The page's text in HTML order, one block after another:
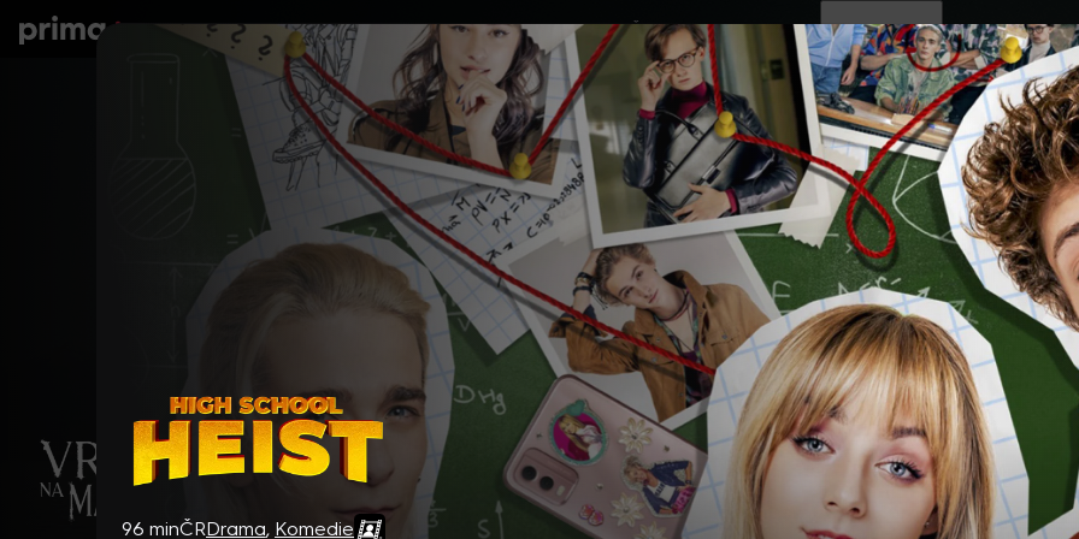
Seriály Filmy Děti Zprávy Novinky Živě TV program Operátoři
High School Heist
96 minČRDrama, Komedie
prima+